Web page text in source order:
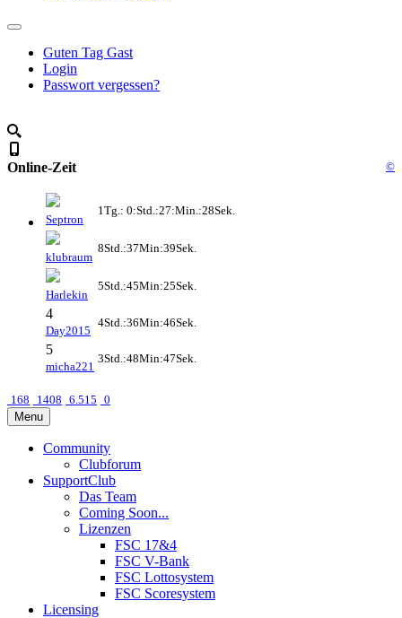
Guten Tag Gast
Login
Passwort vergessen?
Online-Zeit ©
Septron
1Tg.: 0:Std.:27:Min.:28Sek.
klubraum
8Std.:37Min:39Sek.
Harlekin
5Std.:45Min:25Sek.
4
Day2015
4Std.:36Min:46Sek.
5
micha221
3Std.:48Min:47Sek.
168 1408 6.515 0
Menu
Community
Clubforum
SupportClub
Das Team
Coming Soon...
Lizenzen
FSC 17&4
FSC V-Bank
FSC Lottosystem
FSC Scoresystem
Licensing